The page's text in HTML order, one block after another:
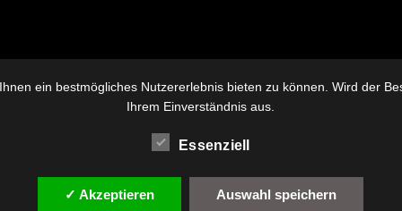
ein bestmögliches Nutzererlebnis bieten zu können. Wird der
Ihrem Einverständnis aus.
Essenziell
✓ Akzeptieren Auswahl speichern